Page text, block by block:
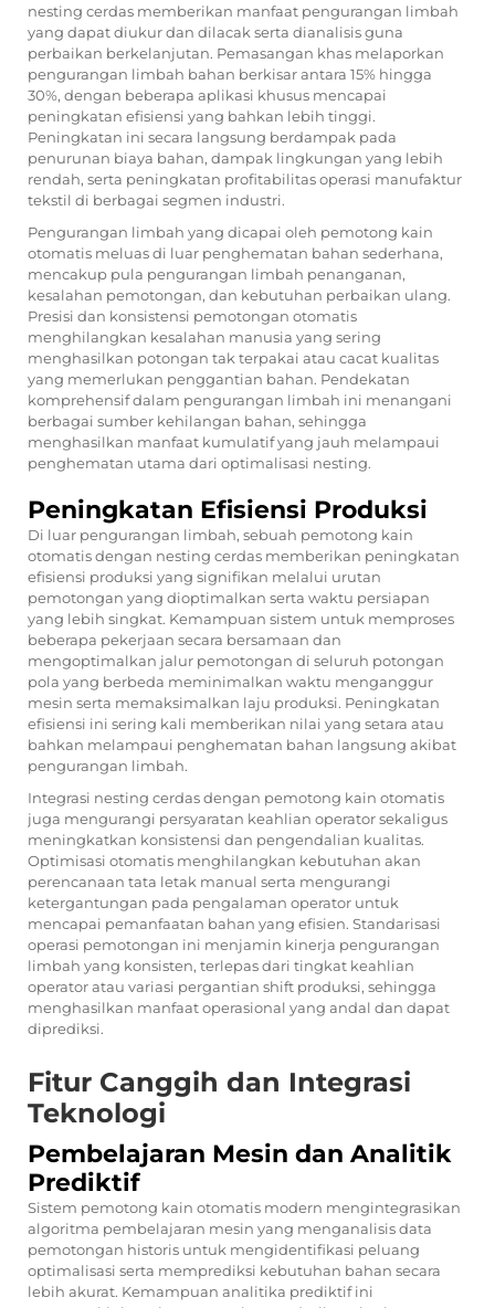
nesting cerdas memberikan manfaat pengurangan limbah
yang dapat diukur dan dilacak serta dianalisis guna
perbaikan berkelanjutan. Pemasangan khas melaporkan
pengurangan limbah bahan berkisar antara 15% hingga
30%, dengan beberapa aplikasi khusus mencapai
peningkatan efisiensi yang bahkan lebih tinggi.
Peningkatan ini secara langsung berdampak pada
penurunan biaya bahan, dampak lingkungan yang lebih
rendah, serta peningkatan profitabilitas operasi manufaktur
tekstil di berbagai segmen industri.
Pengurangan limbah yang dicapai oleh pemotong kain
otomatis meluas di luar penghematan bahan sederhana,
mencakup pula pengurangan limbah penanganan,
kesalahan pemotongan, dan kebutuhan perbaikan ulang.
Presisi dan konsistensi pemotongan otomatis
menghilangkan kesalahan manusia yang sering
menghasilkan potongan tak terpakai atau cacat kualitas
yang memerlukan penggantian bahan. Pendekatan
komprehensif dalam pengurangan limbah ini menangani
berbagai sumber kehilangan bahan, sehingga
menghasilkan manfaat kumulatif yang jauh melampaui
penghematan utama dari optimalisasi nesting.
Peningkatan Efisiensi Produksi
Di luar pengurangan limbah, sebuah pemotong kain
otomatisdengan nesting cerdas memberikan peningkatan
efisiensi produksi yang signifikan melalui urutan
pemotongan yang dioptimalkan serta waktu persiapan
yang lebih singkat. Kemampuan sistem untuk memproses
beberapa pekerjaan secara bersamaan dan
mengoptimalkan jalur pemotongan di seluruh potongan
pola yang berbeda meminimalkan waktu menganggur
mesin serta memaksimalkan laju produksi. Peningkatan
efisiensi ini sering kali memberikan nilai yang setara atau
bahkan melampaui penghematan bahan langsung akibat
pengurangan limbah.
Integrasi nesting cerdas dengan pemotong kain otomatis
juga mengurangi persyaratan keahlian operator sekaligus
meningkatkan konsistensi dan pengendalian kualitas.
Optimisasi otomatis menghilangkan kebutuhan akan
perencanaan tata letak manual serta mengurangi
ketergantungan pada pengalaman operator untuk
mencapai pemanfaatan bahan yang efisien. Standarisasi
operasi pemotongan ini menjamin kinerja pengurangan
limbah yang konsisten, terlepas dari tingkat keahlian
operator atau variasi pergantian shift produksi, sehingga
menghasilkan manfaat operasional yang andal dan dapat
diprediksi.
Fitur Canggih dan Integrasi
Teknologi
Pembelajaran Mesin dan Analitik
Prediktif
Sistem pemotong kain otomatis modern mengintegrasikan
algoritma pembelajaran mesin yang menganalisis data
pemotongan historis untuk mengidentifikasi peluang
optimalisasi serta memprediksi kebutuhan bahan secara
lebih akurat. Kemampuan analitika prediktif ini